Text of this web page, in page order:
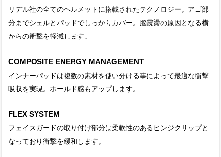
リデル社の全てのヘルメットに搭載されたテクノロジー。アゴ部
分までシェルとパッドでしっかりカバー。脳震盪の原因となる横
からの衝撃を軽減します。
COMPOSITE ENERGY MANAGEMENT
インナーパッドは複数の素材を使い分ける事によって最適な衝撃
吸収を実現。ホールド感もアップします。
FLEX SYSTEM
フェイスガードの取り付け部分は柔軟性のあるヒンジクリップと
なっており衝撃を緩和します。